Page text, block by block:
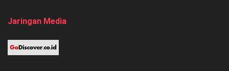
Jaringan Media